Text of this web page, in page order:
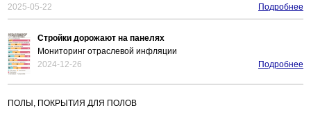
2025-05-22
Подробнее
Стройки дорожают на панелях
Мониторинг отраслевой инфляции
2024-12-26
Подробнее
ПОЛЫ, ПОКРЫТИЯ ДЛЯ ПОЛОВ